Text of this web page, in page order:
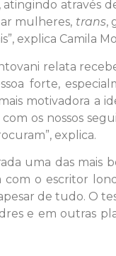
atingindo através
mulheres, trans,
explica Camila
relata
forte,
motivadora a
os nossos
explica.
uma das mais
com o escritor
de tudo. O
e em outras